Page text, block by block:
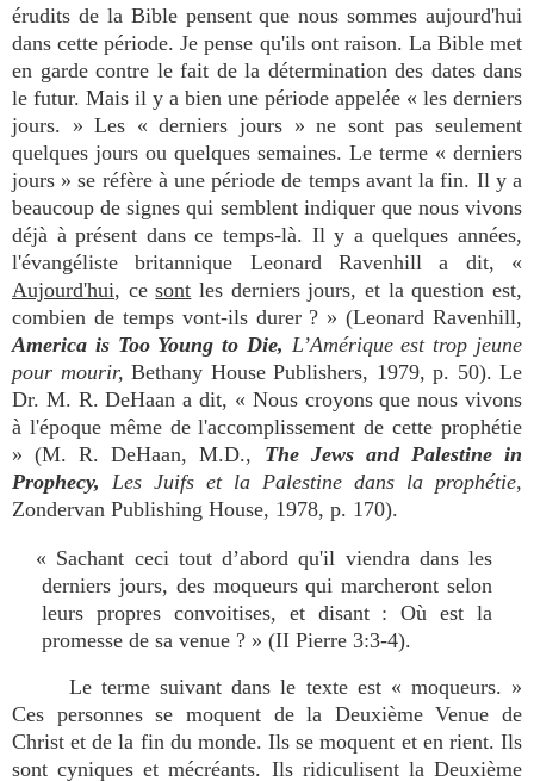
érudits de la Bible pensent que nous sommes aujourd'hui
dans cette période. Je pense qu'ils ont raison. La Bible met
en garde contre le fait de la détermination des dates dans
le futur. Mais il y a bien une période appelée « les derniers
jours. » Les « derniers jours » ne sont pas seulement
quelques jours ou quelques semaines. Le terme « derniers
jours » se réfère à une période de temps avant la fin. Il y a
beaucoup de signes qui semblent indiquer que nous vivons
déjà à présent dans ce temps-là. Il y a quelques années,
l'évangéliste britannique Leonard Ravenhill a dit, «
Aujourd'hui, cesont les derniers jours, et la question est,
combien de temps vont-ils durer ? » (Leonard Ravenhill,
America is Too Young to Die, L’Amérique est trop jeune
pour mourir, Bethany House Publishers, 1979, p. 50). Le
Dr. M. R. DeHaan a dit, « Nous croyons que nous vivons
à l'époque même de l'accomplissement de cette prophétie
» (M. R. DeHaan, M.D., The Jews and Palestine in
Prophecy, Les Juifs et la Palestine dans la prophétie,
Zondervan Publishing House, 1978, p. 170).
« Sachant ceci tout d’abord qu'il viendra dans les
derniers jours, des moqueurs qui marcheront selon
leurs propres convoitises, et disant : Où est la
promesse de sa venue ? » (II Pierre 3:3-4).
Le terme suivant dans le texte est « moqueurs. »
Ces personnes se moquent de la Deuxième Venue de
Christ et de la fin du monde. Ils se moquent et en rient. Ils
sont cyniques et mécréants. Ils ridiculisent la Deuxième